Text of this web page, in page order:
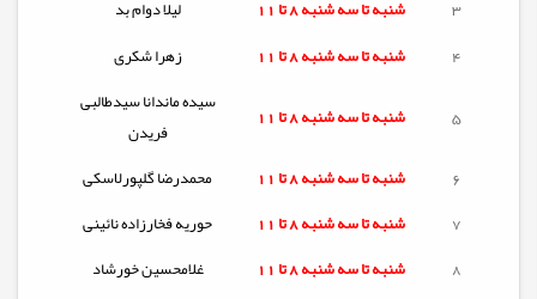
3
شنبه تاسه شنبه8 تا 11
لیلا دوام بد
4
شنبه تاسه شنبه8 تا 11
زهرا شکری
5
شنبه تاسه شنبه8 تا 11
سیده ماندانا سیدطالبی
فریدن
6
شنبه تاسه شنبه8 تا 11
محمدرضا گلپورلاسکی
7
شنبه تاسه شنبه8 تا 11
حوریه فخارزاده نائینی
8
شنبه تاسه شنبه8 تا 11
غلامحسین خورشاد